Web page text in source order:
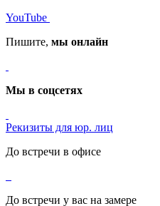
YouTube
Пишите, мы онлайн
Мы в соцсетях
Рекизиты для юр. лиц
До встречи в офисе
До встречи у вас на замере